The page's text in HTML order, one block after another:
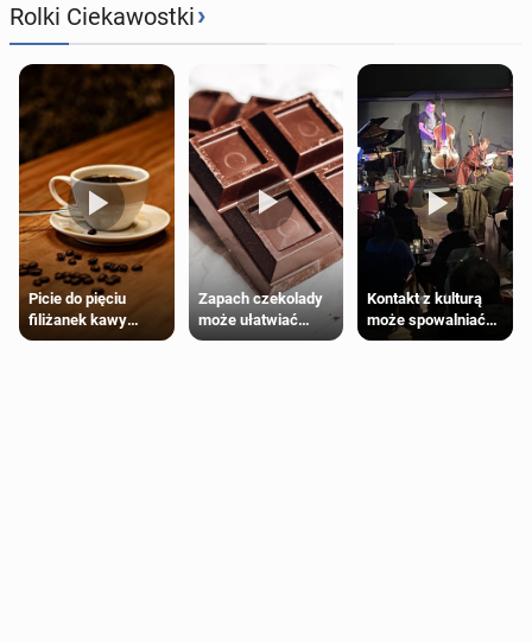
Rolki Ciekawostki›
Picie do pięciu
filiżanek kawy
dziennie jest
Zapach czekolady
może ułatwiać
trening siłowy
Kontakt z kulturą
może spowalniać
starzenie